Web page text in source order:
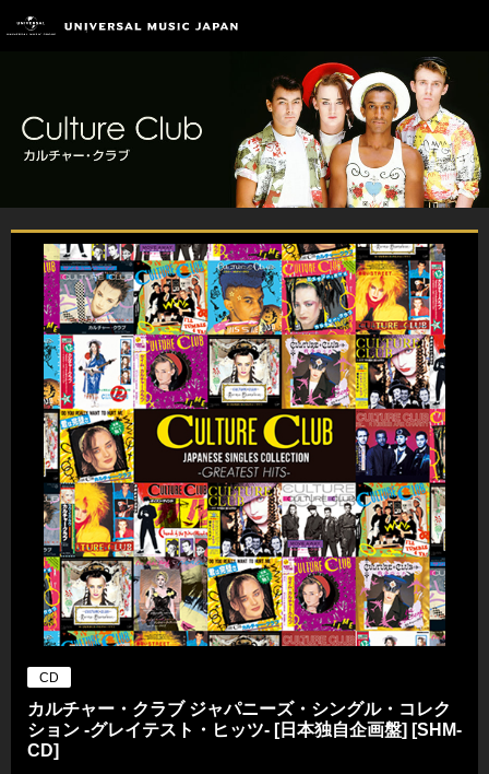
CD
カルチャー・クラブ ジャパニーズ・シングル・コレク
ション -グレイテスト・ヒッツ- [日本独自企画盤] [SHM-
CD]